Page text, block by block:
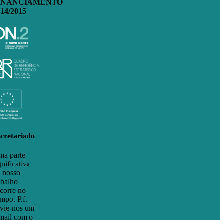
2015
parte
nosso
no
P.f.
nos um
com o